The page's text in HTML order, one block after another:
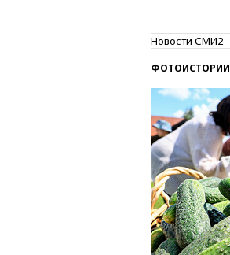
Новости СМИ2
ФОТОИСТОРИИ